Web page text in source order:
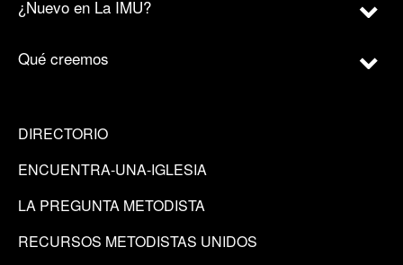
¿Nuevo en La IMU?
Qué creemos
DIRECTORIO
ENCUENTRA-UNA-IGLESIA
LA PREGUNTA METODISTA
RECURSOS METODISTAS UNIDOS